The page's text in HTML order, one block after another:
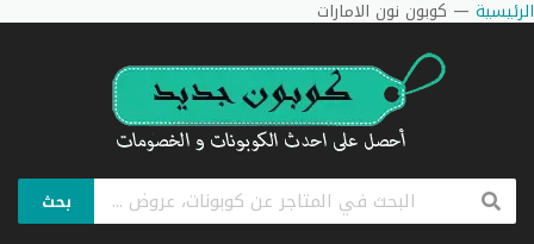
الرئيسية — كوبون نون الامارات
بحث